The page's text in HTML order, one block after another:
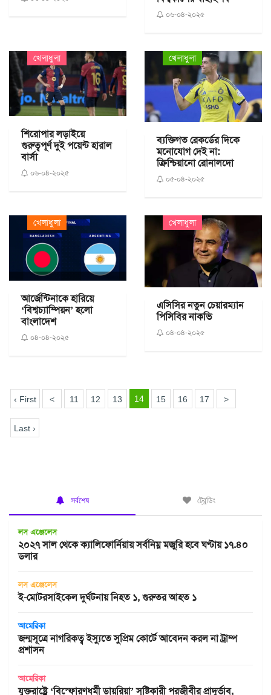
০৬-০৪-২০২৫
খেলাধুলা
শিরোপার লড়াইয়ে
গুরুত্বপূর্ণ দুই পয়েন্ট হারাল
বার্সা
০৬-০৪-২০২৫
খেলাধুলা
ব্যক্তিগত রেকর্ডের দিকে
মনোযোগ দেই না:
ক্রিশ্চিয়ানো রোনালদো
০৫-০৪-২০২৫
খেলাধুলা
আর্জেন্টিনাকে হারিয়ে
‘বিশ্বচ্যাম্পিয়ন’ হলো
বাংলাদেশ
০৪-০৪-২০২৫
খেলাধুলা
এসিসির নতুন চেয়ারম্যান
পিসিবির নাকভি
০৪-০৪-২০২৫
‹ First < 11 12 13 14 15 16 17 >
Last ›
সর্বশেষ ট্রেন্ডিং
লস এঞ্জেলেস
২০২৭ সাল থেকে ক্যালিফোর্নিয়ায় সর্বনিম্ন মজুরি হবে ঘণ্টায় ১৭.৪০
ডলার
লস এঞ্জেলেস
ই-মোটরসাইকেল দুর্ঘটনায় নিহত ১, গুরুতর আহত ১
আমেরিকা
জন্মসূত্রে নাগরিকত্ব ইস্যুতে সুপ্রিম কোর্টে আবেদন করল না ট্রাম্প
প্রশাসন
আমেরিকা
যুক্তরাষ্ট্রে ‘বিস্ফোরণধর্মী ডায়রিয়া’ সৃষ্টিকারী পরজীবীর প্রাদুর্ভাব,